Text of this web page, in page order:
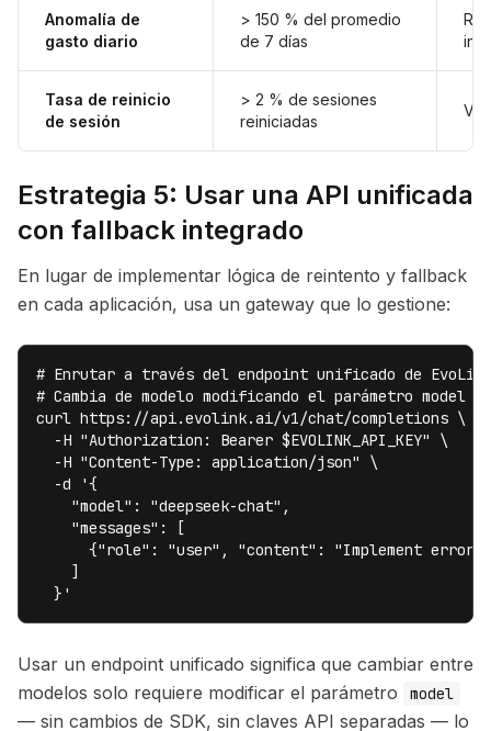
Anomalía de
gasto diario
> 150 % del promedio
de 7 días
Tasa de reinicio
de sesión
> 2 % de sesiones
reiniciadas
Estrategia 5: Usar una API unificada
con fallback integrado
En lugar de implementar lógica de reintento y fallback
en cada aplicación, usa un gateway que lo gestione:
# Enrutar a través del endpoint unificado de EvoLink
# Cambia de modelo modificando el parámetro model —
curl https://api.evolink.ai/v1/chat/completions \
  -H "Authorization: Bearer $EVOLINK_API_KEY" \
  -H "Content-Type: application/json" \
  -d '{
    "model": "deepseek-chat",
    "messages": [
{"role": "user", "content": "Implement error
    ]
  }'
Usar un endpoint unificado significa que cambiar entre
modelos solo requiere modificar el parámetro
model
— sin cambios de SDK, sin claves API separadas — lo